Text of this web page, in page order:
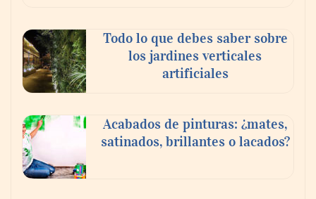
Todo lo que debes saber sobre
los jardines verticales
artificiales
Acabados de pinturas: ¿mates,
satinados, brillantes o lacados?